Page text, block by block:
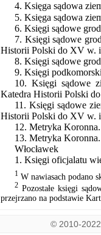
4. Księga sądowa
5. Księga sądowa
6. Księgi sądowe
7. Księgi sądowe
Historii Polski do XV w.
8. Księgi sądowe
9. Księgi
10. Księgi sądowe
Katedra Historii Polski
11. Księgi sądowe
Historii Polski do XV w.
12. Metryka
13. Metryka
Włocławek
1. Księgi oficjalatu
1 W nawiasach podano
2 Pozostałe księgi
przejrzano na podstawie
© 2010-